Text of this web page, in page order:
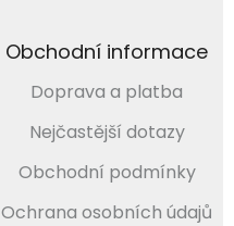
Obchodní informace
Doprava a platba
Nejčastější dotazy
Obchodní podmínky
Ochrana osobních údajů